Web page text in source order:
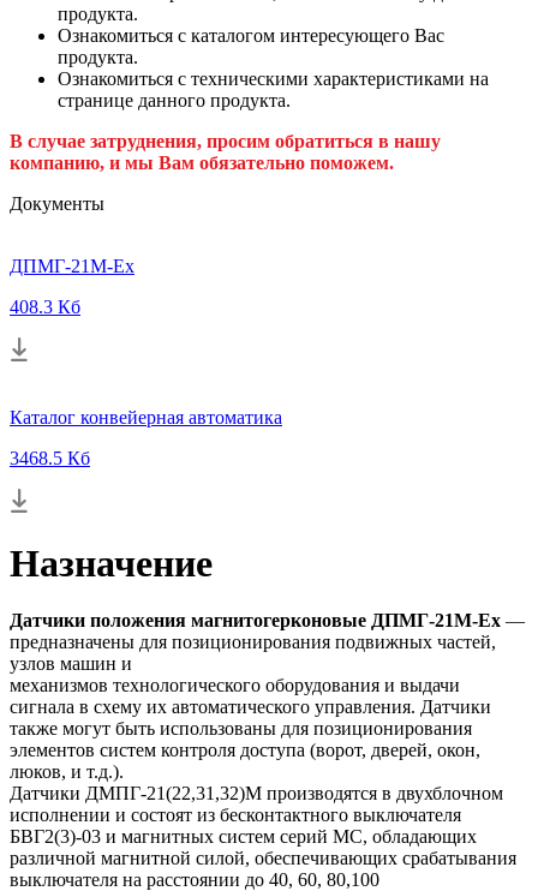
продукта.
Ознакомиться с каталогом интересующего Вас
продукта.
Ознакомиться с техническими характеристиками на
странице данного продукта.
В случае затруднения, просим обратиться в нашу
компанию, и мы Вам обязательно поможем.
Документы
ДПМГ-21M-Ех
408.3 Кб
Каталог конвейерная автоматика
3468.5 Кб
Назначение
Датчики положения магнитогерконовые ДПМГ-21М-Ex —
предназначены для позиционирования подвижных частей,
узлов машин и
механизмов технологического оборудования и выдачи
сигнала в схему их автоматического управления. Датчики
также могут быть использованы для позиционирования
элементов систем контроля доступа (ворот, дверей, окон,
люков, и т.д.).
Датчики ДМПГ-21(22,31,32)М производятся в двухблочном
исполнении и состоят из бесконтактного выключателя
БВГ2(3)-03 и магнитных систем серий МС, обладающих
различной магнитной силой, обеспечивающих срабатывания
выключателя на расстоянии до 40, 60, 80,100